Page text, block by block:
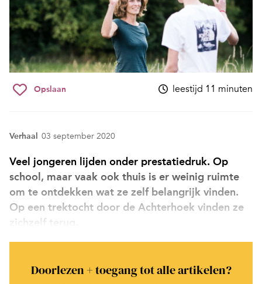
Opslaan leestijd 11 minuten
Verhaal 03 september 2020
Veel jongeren lijden onder prestatiedruk. Op
school, maar vaak ook thuis is er weinig ruimte
om te ontdekken wat ze zelf belangrijk vinden.
Op een trektocht door de Achterhoek vinden ze
zichzelf terug.
Doorlezen + toegang tot alle artikelen?